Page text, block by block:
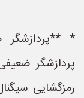
* **پردازشگر
پردازشگر
رمزگشایی